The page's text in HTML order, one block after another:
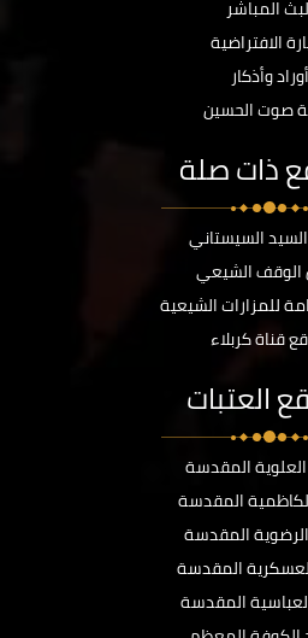
المباشر
الافتراضية
أوراد وأذكار
صوت الحسين
ذات صلة
السيستاني
الوقف الشيعي
للمزارات الشيعية
قناة كربلاء
العتبات
العلوية المقدسة
المقدسة
المقدسة
المقدسة
المقدسة